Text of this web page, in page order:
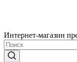
Интернет-магазин